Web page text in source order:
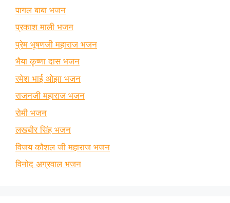
पागल बाबा भजन
प्रकाश माली भजन
प्रेम भूषणजी महाराज भजन
भैया कृष्णा दास भजन
रमेश भाई ओझा भजन
राजनजी महाराज भजन
रोमी भजन
लखबीर सिंह भजन
विजय कौशल जी महाराज भजन
विनोद अग्रवाल भजन